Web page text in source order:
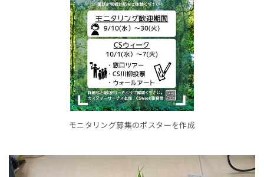
モニタリング募集のポスターを作成